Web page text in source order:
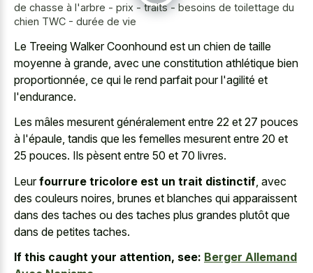
de chasse à l'arbre - prix - traits - besoins de toilettage du
chien TWC - durée de vie
Le Treeing Walker Coonhound est un chien de taille
moyenne à grande, avec une constitution athlétique bien
proportionnée, ce qui le rend parfait pour l'agilité et
l'endurance.
Les mâles mesurent généralement entre 22 et 27 pouces
à l'épaule, tandis que les femelles mesurent entre 20 et
25 pouces. Ils pèsent entre 50 et 70 livres.
Leurfourrure tricolore est un trait distinctif , avec
des couleurs noires, brunes et blanches qui apparaissent
dans des taches ou des taches plus grandes plutôt que
dans de petites taches.
If this caught your attention, see: Berger Allemand